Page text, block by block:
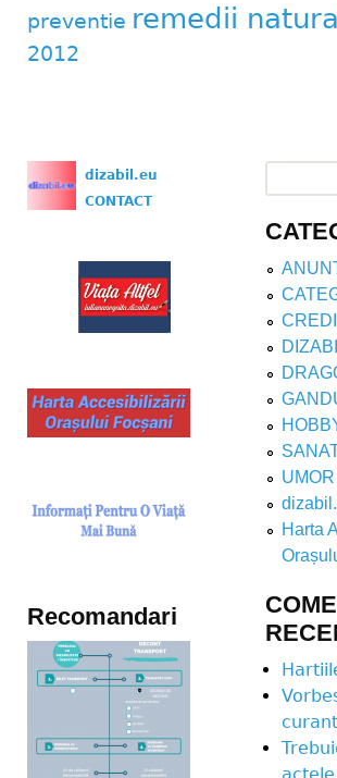
preventie remedii
2012
dizabil.eu
CONTACT
Recomandari
UMOR
Harta
actele